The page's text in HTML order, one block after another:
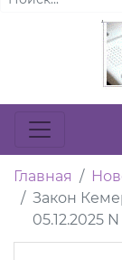
Главная
Закон
05.12.2025